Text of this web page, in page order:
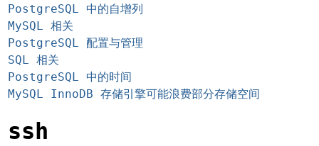
PostgreSQL 中的自增列
MySQL 相关
PostgreSQL 配置与管理
SQL 相关
PostgreSQL 中的时间
MySQL InnoDB 存储引擎可能浪费部分存储空间
ssh